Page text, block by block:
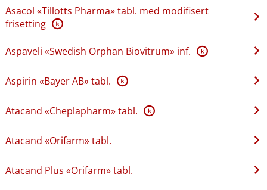
Asacol «Tillotts Pharma» tabl. med modifisert
frisetting K
Aspaveli «Swedish Orphan Biovitrum» inf. K
Aspirin «Bayer AB» tabl. K
Atacand «Cheplapharm» tabl. K
Atacand «Orifarm» tabl.
Atacand Plus «Orifarm» tabl.